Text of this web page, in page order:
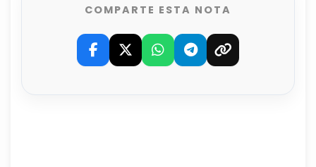
COMPARTE ESTA NOTA